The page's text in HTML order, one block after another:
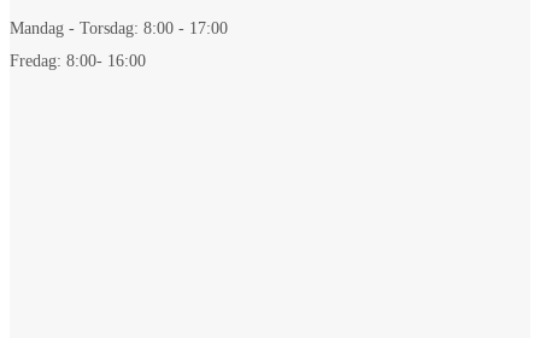
Mandag - Torsdag: 8:00 - 17:00
Fredag: 8:00- 16:00